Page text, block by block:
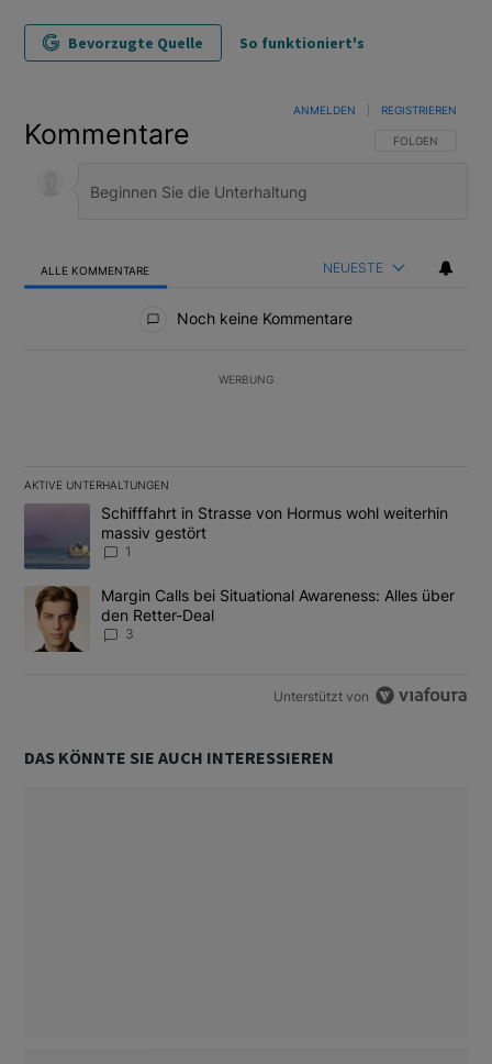
Bevorzugte Quelle So funktioniert's
Kommentare FOLGE DIESER
FOLGEN
ANMELDEN REGISTRIEREN
ALLE KOMMENTARE NEUESTE
Noch keine Kommentare
WERBUNG
AKTIVE UNTERHALTUNGEN
Das Folgende ist eine Liste der am meisten kommentierten
Ein Trendartikel mit dem Titel "Schifffahrt in Strasse von
Schifffahrt in Strasse von Hormus wohl weiterhin
massiv gestört
1
Ein Trendartikel mit dem Titel "Margin Calls bei Situational
Margin Calls bei Situational Awareness: Alles über
den Retter-Deal
3
Unterstützt von
DAS KÖNNTE SIE AUCH INTERESSIEREN